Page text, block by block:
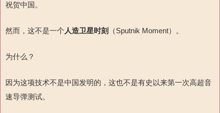
祝贺中国。
然而，这不是一个 人造卫星时刻 （Sputnik Moment）。
为什么？
因为这项技术不是中国发明的，这也不是有史以来第一次高超音
速导弹测试。